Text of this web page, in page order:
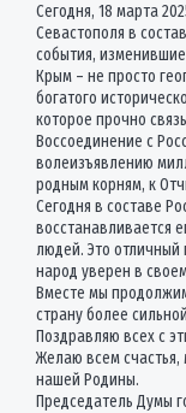
Сегодня, 18 марта
Севастополя в
события,
Крым – не просто
богатого
которое прочно
Воссоединение с
волеизъявлению
родным корням, к
Сегодня в составе
восстанавливается
людей. Это отличный
народ уверен в
Вместе мы
страну более
Поздравляю всех с
Желаю всем
нашей Родины.
Председатель Думы